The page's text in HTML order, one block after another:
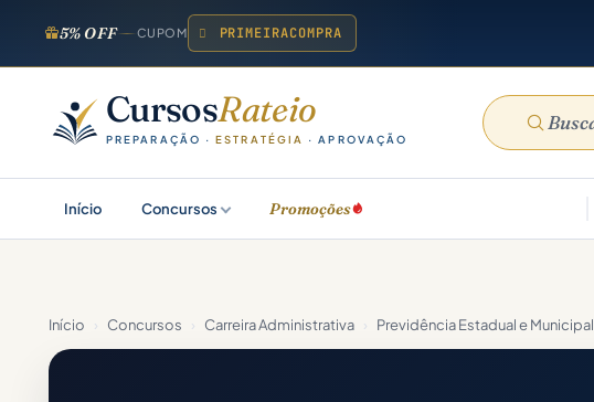
5% OFF CUPOM PRIMEIRACOMPRA
CursosRateio
PREPARAÇÃO ·ESTRATÉGIA · APROVAÇÃO
Início Concursos Promoções
Início › Concursos › Carreira Administrativa › Previdência Estadual e Municipal